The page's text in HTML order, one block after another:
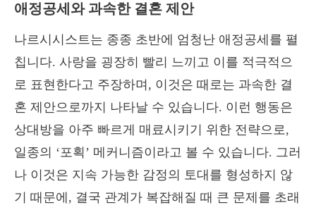
애정공세와 과속한 결혼 제안
나르시시스트는 종종 초반에 엄청난 애정공세를 펼
칩니다. 사랑을 굉장히 빨리 느끼고 이를 적극적으
로 표현한다고 주장하며, 이것은 때로는 과속한 결
혼 제안으로까지 나타날 수 있습니다. 이런 행동은
상대방을 아주 빠르게 매료시키기 위한 전략으로,
일종의 ‘포획’ 메커니즘이라고 볼 수 있습니다. 그러
나 이것은 지속 가능한 감정의 토대를 형성하지 않
기 때문에, 결국 관계가 복잡해질 때 큰 문제를 초래